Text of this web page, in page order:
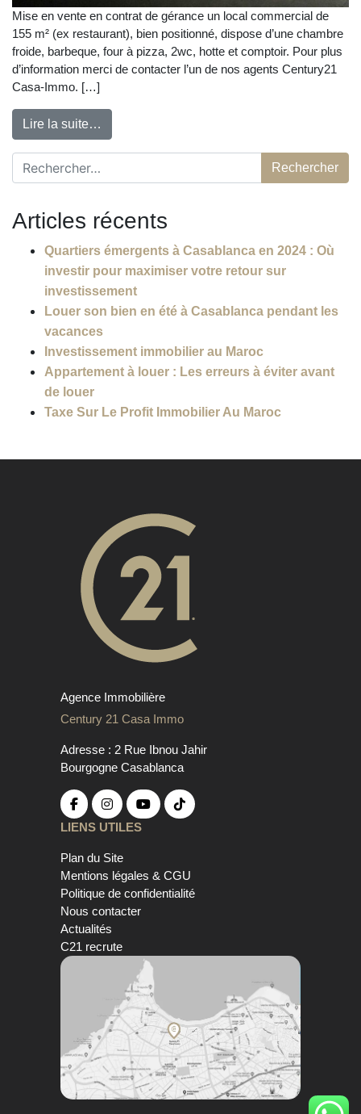
Mise en vente en contrat de gérance un local commercial de
155 m² (ex restaurant), bien positionné, dispose d’une chambre
froide, barbeque, four à pizza, 2wc, hotte et comptoir. Pour plus
d’information merci de contacter l’un de nos agents Century21
Casa-Immo. […]
Lire la suite…
Rechercher :
Articles récents
Quartiers émergents à Casablanca en 2024 : Où
investir pour maximiser votre retour sur
investissement
Louer son bien en été à Casablanca pendant les
vacances
Investissement immobilier au Maroc
Appartement à louer : Les erreurs à éviter avant
de louer
Taxe Sur Le Profit Immobilier Au Maroc
Agence Immobilière
Century 21 Casa Immo
Adresse : 2 Rue Ibnou Jahir
Bourgogne Casablanca
LIENS UTILES
Plan du Site
Mentions légales & CGU
Politique de confidentialité
Nous contacter
Actualités
C21 recrute